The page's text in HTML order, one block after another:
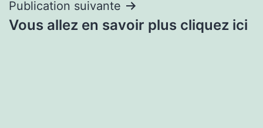
l’article
Publication suivante
Vous allez en savoir plus cliquez ici